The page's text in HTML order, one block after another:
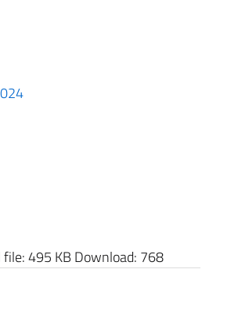
file:495 KB Download: 768